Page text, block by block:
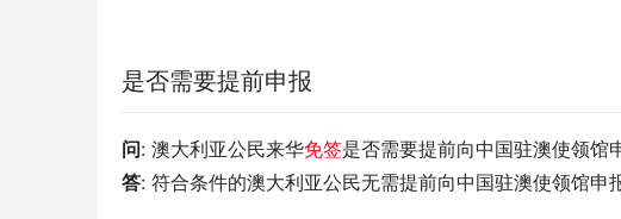
是否需要提前申报
问: 澳大利亚公民来华免签是否需要提前向中国驻澳使领馆
答: 符合条件的澳大利亚公民无需提前向中国驻澳使领馆申